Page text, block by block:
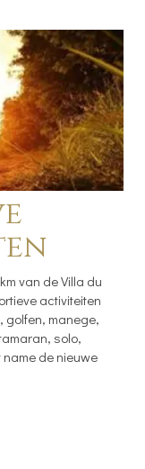
van de Villa du
activiteiten
golfen, manege,
solo,
de nieuwe